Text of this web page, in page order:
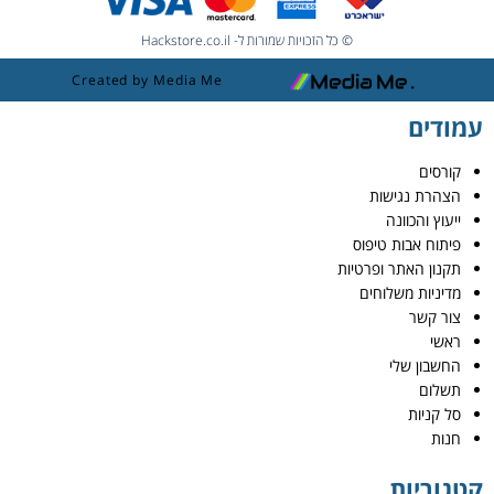
© כל הזכויות שמורות ל- Hackstore.co.il
Created by Media Me
עמודים
קורסים
הצהרת נגישות
ייעוץ והכוונה
פיתוח אבות טיפוס
תקנון האתר ופרטיות
מדיניות משלוחים
צור קשר
ראשי
החשבון שלי
תשלום
סל קניות
חנות